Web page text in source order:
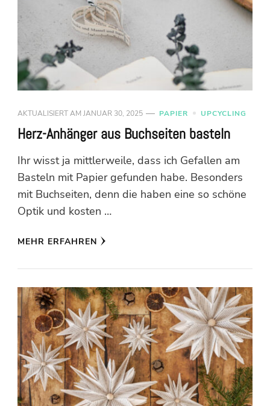
AKTUALISIERT AM JANUAR 30, 2025 PAPIER UPCYCLING
Herz-Anhänger aus Buchseiten basteln
Ihr wisst ja mittlerweile, dass ich Gefallen am
Basteln mit Papier gefunden habe. Besonders
mit Buchseiten, denn die haben eine so schöne
Optik und kosten …
MEHR ERFAHREN